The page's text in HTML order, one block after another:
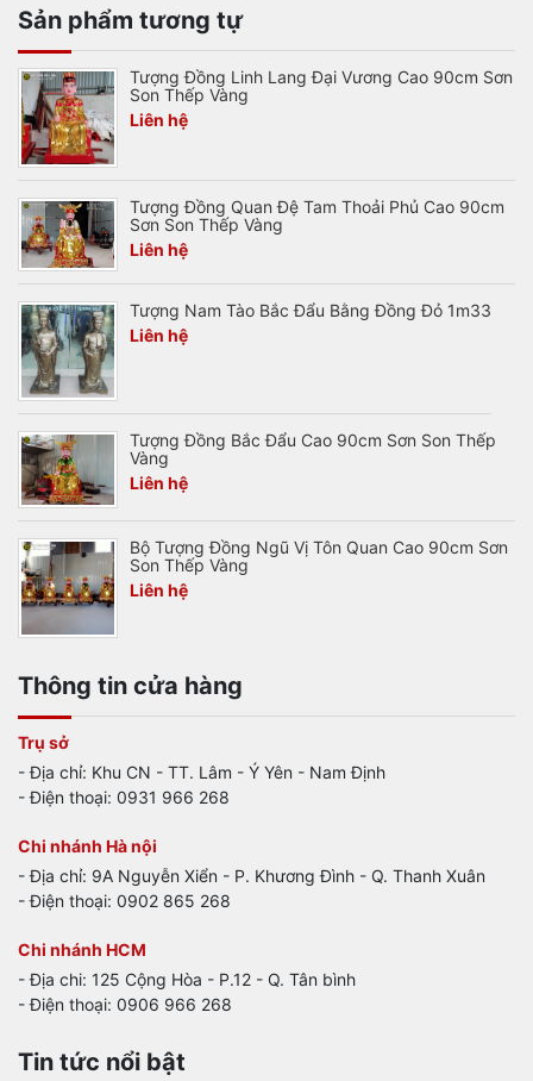
Sản phẩm tương tự
Tượng Đồng Linh Lang Đại Vương Cao 90cm Sơn
Son Thếp Vàng
Liên hệ
Tượng Đồng Quan Đệ Tam Thoải Phủ Cao 90cm
Sơn Son Thếp Vàng
Liên hệ
Tượng Nam Tào Bắc Đẩu Bằng Đồng Đỏ 1m33
Liên hệ
Tượng Đồng Bắc Đẩu Cao 90cm Sơn Son Thếp
Vàng
Liên hệ
Bộ Tượng Đồng Ngũ Vị Tôn Quan Cao 90cm Sơn
Son Thếp Vàng
Liên hệ
Thông tin cửa hàng
Trụ sở
- Địa chỉ: Khu CN - TT. Lâm - Ý Yên - Nam Định
- Điện thoại: 0931 966 268
Chi nhánh Hà nội
- Địa chỉ: 9A Nguyễn Xiển - P. Khương Đình - Q. Thanh Xuân
- Điện thoại: 0902 865 268
Chi nhánh HCM
- Địa chi: 125 Cộng Hòa - P.12 - Q. Tân bình
- Điện thoại: 0906 966 268
Tin tức nổi bật